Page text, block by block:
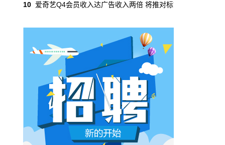
下，没有新片，更缺喜剧，《大赢家》在观看
数据上成了一匹小黑马。
4月29日 13:50:38
网络电影《镇妖宝塔》5月4日优酷电影
频道独家播出
《镇妖宝塔》可谓是今夏最值得期待的爆笑玄
幻爱情电影了，影片集制作精良、戏剧冲突感
强、剧情紧凑有意思等优点于一身，让不少五
一假期由于疫情被“宅”家中的小伙伴摩拳擦…
互联网影视
10 爱奇艺Q4会员收入达广告收入两倍 将推对标Y